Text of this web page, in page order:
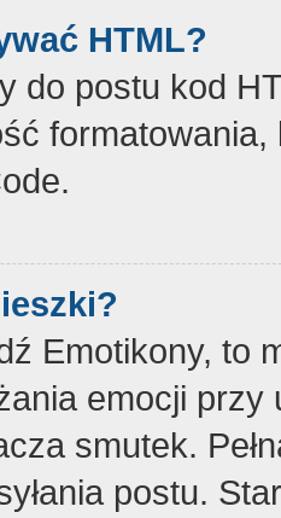
HTML?
do postu kod
Emotikony, to
emocji
smutek.
postu.